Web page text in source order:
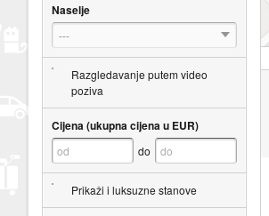
Naselje
---
Razgledavanje putem video
poziva
Cijena (ukupna cijena u EUR)
do
Prikaži i luksuzne stanove